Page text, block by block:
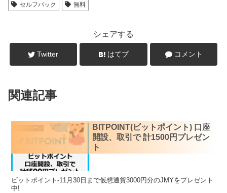
セルフバック
無料
シェアする
Twitter はてブ コメント
関連記事
BITPOINT(ビットポイント) 口座
開設、取引で 計1500円プレゼン
ト
ビットポイント-11月30日まで仮想通貨3000円分のJMYをプレゼント
中!